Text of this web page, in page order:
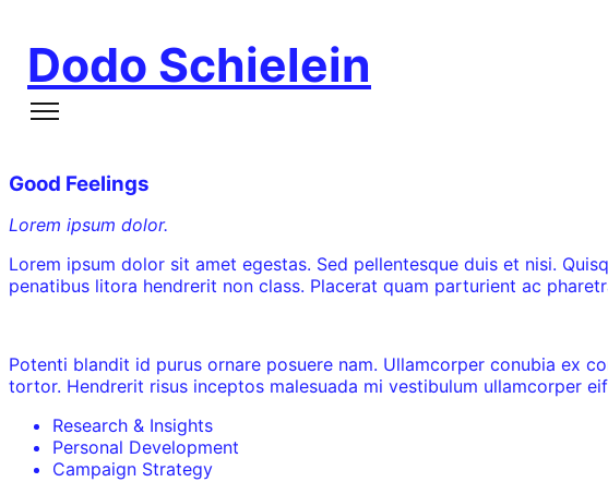
Dodo Schielein
Good Feelings
Lorem ipsum dolor.
Lorem ipsum dolor sit amet egestas. Sed pellentesque duis et nisi.
penatibus litora hendrerit non class. Placerat quam parturient ac
Potenti blandit id purus ornare posuere nam. Ullamcorper conubia ex
tortor. Hendrerit risus inceptos malesuada mi vestibulum ullamcorper
Research & Insights
Personal Development
Campaign Strategy